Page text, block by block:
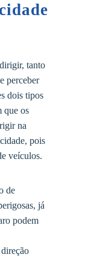
tanto
perceber
dois tipos
que os
na
pois
veículos.
de
já
podem